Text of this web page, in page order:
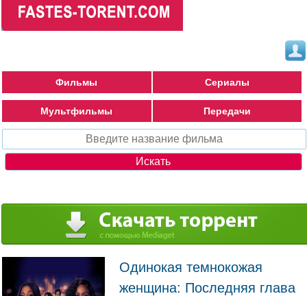
Фильмы Сериалы
Мультфильмы Передачи
Одинокая темнокожая
женщина: Последняя глава